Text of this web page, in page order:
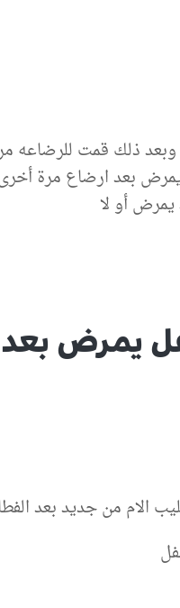
بعد ارضاع مرة أخرى
أو لا
يمرض بعد
الام من جديد بعد